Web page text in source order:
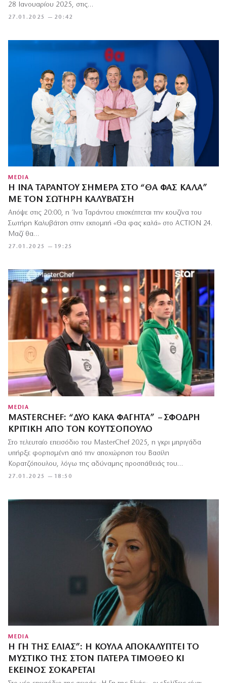
27.01.2025 — 20:42
28 Ιανουαρίου 2025, στις…
MEDIA
H ΊΝΑ ΤΑΡΆΝΤΟΥ ΣΉΜΕΡΑ ΣΤΟ “ΘΑ ΦΑΣ ΚΑΛΑ”
ΜΕ ΤΟΝ ΣΩΤΉΡΗ ΚΑΛΥΒΆΤΣΗ
27.01.2025 — 19:25
Απόψε στις 20:00, η Ίνα Ταράντου επισκέπτεται την κουζίνα του
Σωτήρη Καλυβάτση στην εκπομπή «Θα φας καλά» στο ACTION 24.
Μαζί θα…
MEDIA
MASTERCHEF: “ΔΎΟ ΚΑΚΆ ΦΑΓΗΤΆ” – ΣΦΟΔΡΉ
ΚΡΙΤΙΚΉ ΑΠΌ ΤΟΝ ΚΟΥΤΣΌΠΟΥΛΟ
27.01.2025 — 18:50
Στο τελευταίο επεισόδιο του MasterChef 2025, η γκρι μπριγάδα
υπήρξε φορτισμένη από την αποχώρηση του Βασίλη
Κορατζόπουλου, λόγω της αδύναμης προσπάθειάς του…
MEDIA
Η ΓΗ ΤΗΣ ΕΛΙΆΣ”: Η ΚΟΎΛΑ ΑΠΟΚΑΛΎΠΤΕΙ ΤΟ
ΜΥΣΤΙΚΌ ΤΗΣ ΣΤΟΝ ΠΑΤΈΡΑ ΤΙΜΌΘΕΟ ΚΙ
ΕΚΕΊΝΟΣ ΣΟΚΆΡΕΤΑΙ